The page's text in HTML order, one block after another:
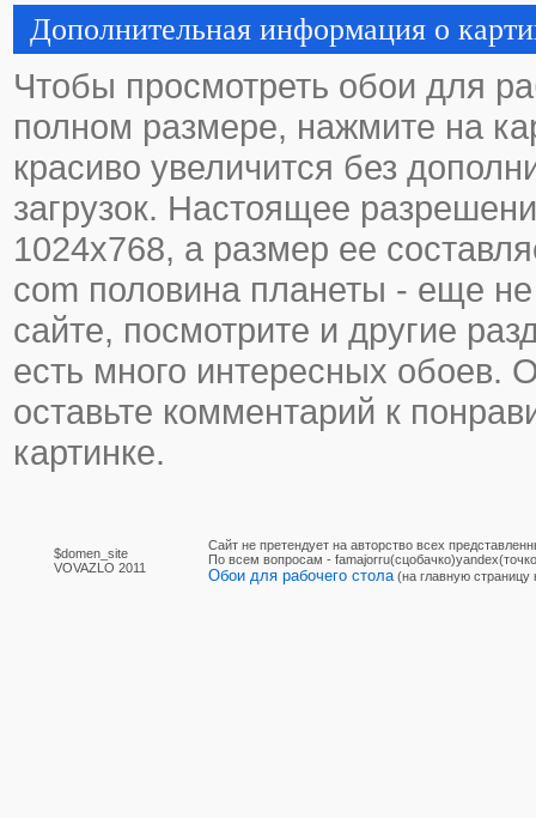
Дополнительная информация о
Чтобы просмотреть обои для
полном размере, нажмите на
красиво увеличится без
загрузок. Настоящее
1024х768, а размер ее
com половина планеты - еще не
сайте, посмотрите и другие
есть много интересных обоев.
оставьте комментарий к
картинке.
$domen_site
VOVAZLO 2011
Сайт не претендует на авторство всех
По вcем вопросам -
Обои для рабочего стола (на главную страницу